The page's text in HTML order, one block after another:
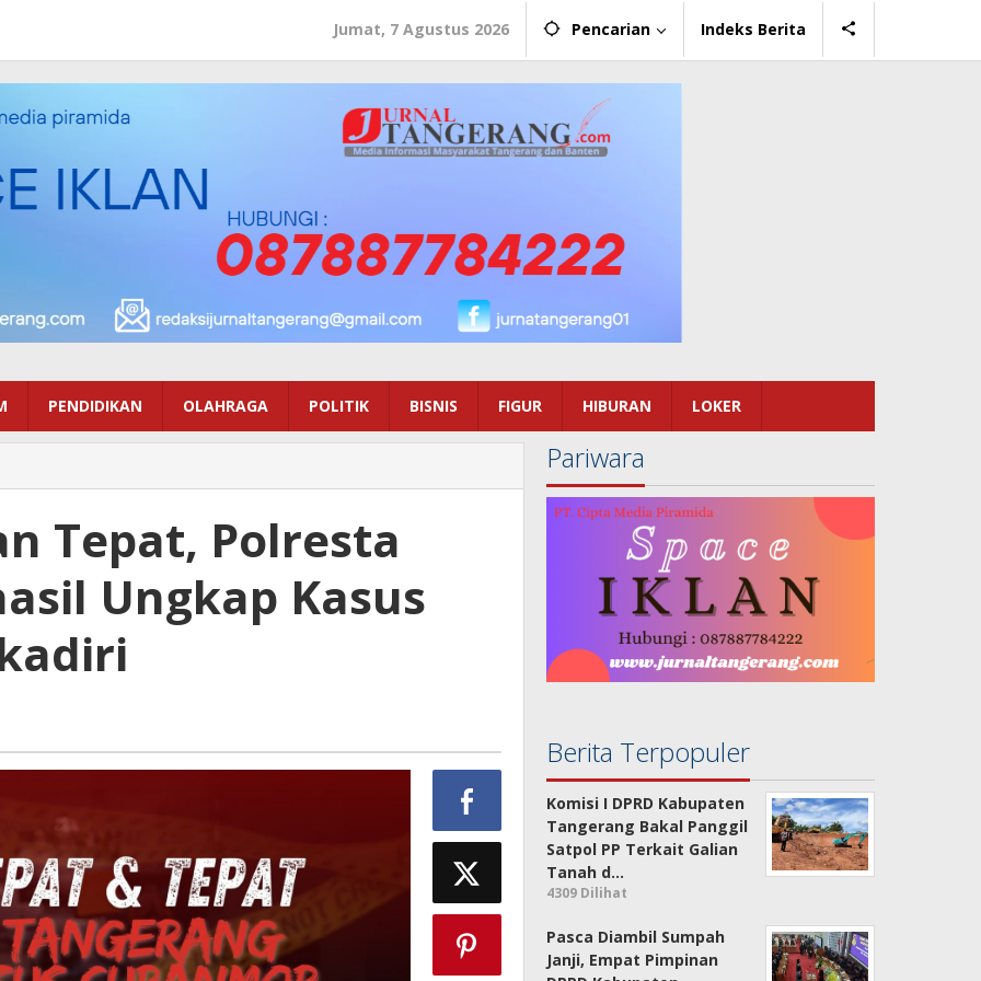
Jumat, 7 Agustus 2026 Pencarian Indeks Berita
PENDIDIKAN OLAHRAGA POLITIK BISNIS FIGUR HIBURAN LOKER
Tepat, Polresta
Ungkap Kasus
Pariwara
Berita Terpopuler
Komisi I DPRD Kabupaten
Tangerang Bakal Panggil
Satpol PP Terkait Galian
Tanah d…
4309 Dilihat
Pasca Diambil Sumpah
Janji, Empat Pimpinan